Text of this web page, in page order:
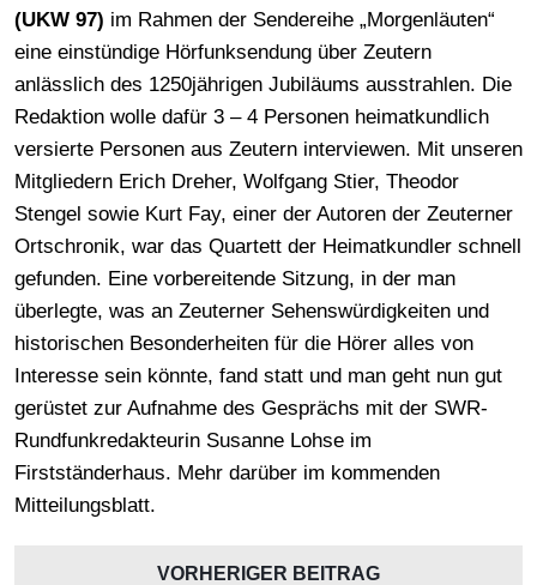
(UKW 97) im Rahmen der Sendereihe „Morgenläuten“
eine einstündige Hörfunksendung über Zeutern
anlässlich des 1250jährigen Jubiläums ausstrahlen. Die
Redaktion wolle dafür 3 – 4 Personen heimatkundlich
versierte Personen aus Zeutern interviewen. Mit unseren
Mitgliedern Erich Dreher, Wolfgang Stier, Theodor
Stengel sowie Kurt Fay, einer der Autoren der Zeuterner
Ortschronik, war das Quartett der Heimatkundler schnell
gefunden. Eine vorbereitende Sitzung, in der man
überlegte, was an Zeuterner Sehenswürdigkeiten und
historischen Besonderheiten für die Hörer alles von
Interesse sein könnte, fand statt und man geht nun gut
gerüstet zur Aufnahme des Gesprächs mit der SWR-
Rundfunkredakteurin Susanne Lohse im
Firstständerhaus. Mehr darüber im kommenden
Mitteilungsblatt.
VORHERIGER BEITRAG